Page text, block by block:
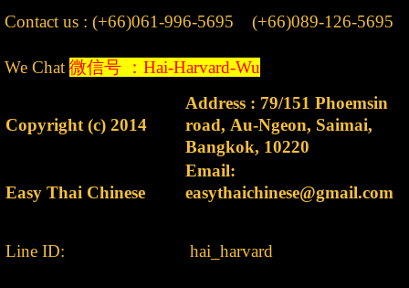
Contact us : (+66)061-996-5695 (+66)089-126-5695
We Chat 微信号 ：Hai-Harvard-Wu
Copyright (c) 2014
Address : 79/151 Phoemsin
road, Au-Ngeon, Saimai,
Bangkok, 10220
Easy Thai Chinese
Email:
easythaichinese@gmail.com
Line ID: hai_harvard